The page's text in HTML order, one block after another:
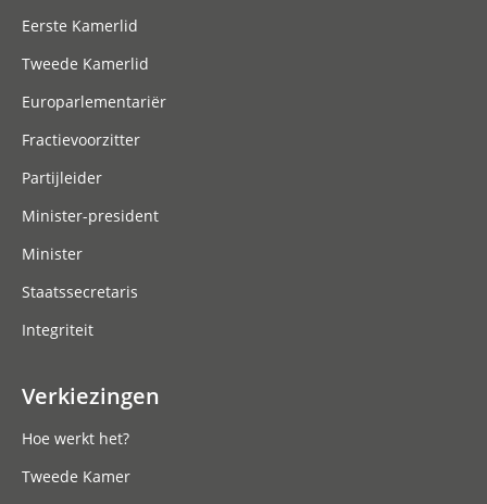
Eerste Kamerlid
Tweede Kamerlid
Europarlementariër
Fractievoorzitter
Partijleider
Minister-president
Minister
Staatssecretaris
Integriteit
Verkiezingen
Hoe werkt het?
Tweede Kamer